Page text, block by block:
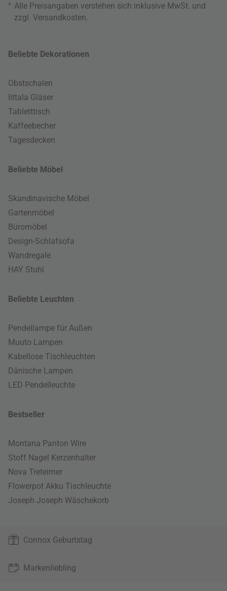
* Alle Preisangaben verstehen sich inklusive MwSt. und
zzgl. Versandkosten
Beliebte Dekorationen
Obstschalen
Iittala Gläser
Tabletttisch
Kaffeebecher
Tagesdecken
Beliebte Möbel
Skandinavische Möbel
Gartenmöbel
Büromöbel
Design-Schlafsofa
Wandregale
HAY Stuhl
Beliebte Leuchten
Pendellampe für Außen
Muuto Lampen
Kabellose Tischleuchten
Dänische Lampen
LED Pendelleuchte
Bestseller
Montana Panton Wire
Stoff Nagel Kerzenhalter
Nova Treteimer
Flowerpot Akku Tischleuchte
Joseph Joseph Wäschekorb
Connox Geburtstag
Markenliebling